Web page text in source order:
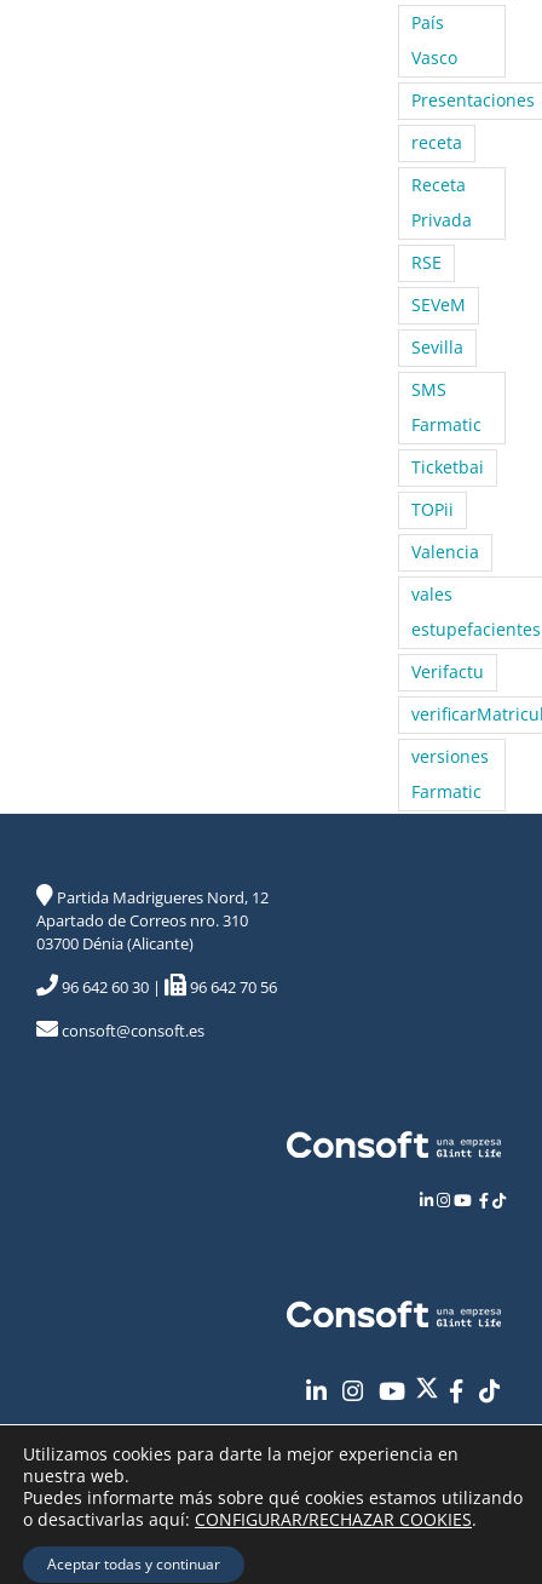
País
Vasco
Presentaciones
receta
Receta
Privada
RSE
SEVeM
Sevilla
SMS
Farmatic
Ticketbai
TOPii
Valencia
vales
estupefacientes
Verifactu
versiones
Farmatic
Partida Madrigueres Nord, 12
Apartado de Correos nro. 310
03700 Dénia (Alicante)
96 642 60 30 |
96 642 70 56
consoft@consoft.es
Copyright2026 - Consoft |Aviso Legal
Política de Cookies|Seguridad de sus datos
Utilizamos cookies para darte la mejor experiencia en
nuestra web.
Puedes informarte más sobre qué cookies estamos utilizando
o desactivarlas aquí: CONFIGURAR/RECHAZAR COOKIES.
Aceptar todas y continuar